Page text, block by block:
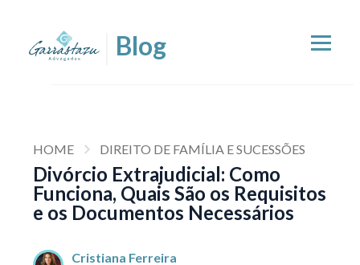
HOME DIREITO DE FAMÍLIA E SUCESSÕES
Divórcio Extrajudicial: Como
Funciona, Quais São os Requisitos
e os Documentos Necessários
Cristiana Ferreira